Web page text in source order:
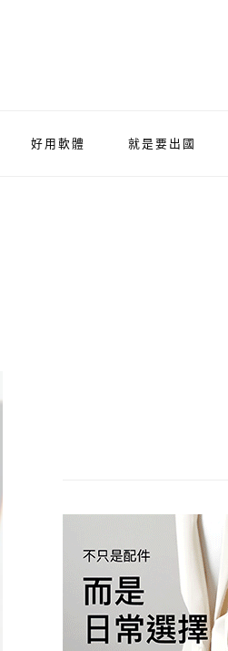
好用軟體 就是要出國